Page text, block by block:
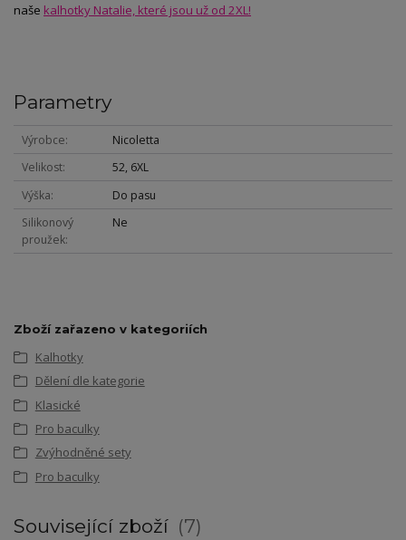
naše kalhotky Natalie, které jsou už od 2XL!
Parametry
Výrobce
Nicoletta
Velikost
52, 6XL
Výška
Do pasu
Silikonový
proužek
Ne
Zboží zařazeno v kategoriích
Kalhotky
Dělení dle kategorie
Klasické
Pro baculky
Zvýhodněné sety
Pro baculky
Související zboží 7